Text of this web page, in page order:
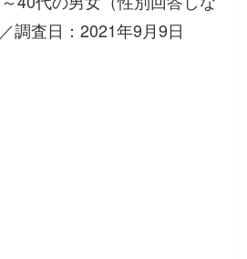
調査日：2021年9月9日